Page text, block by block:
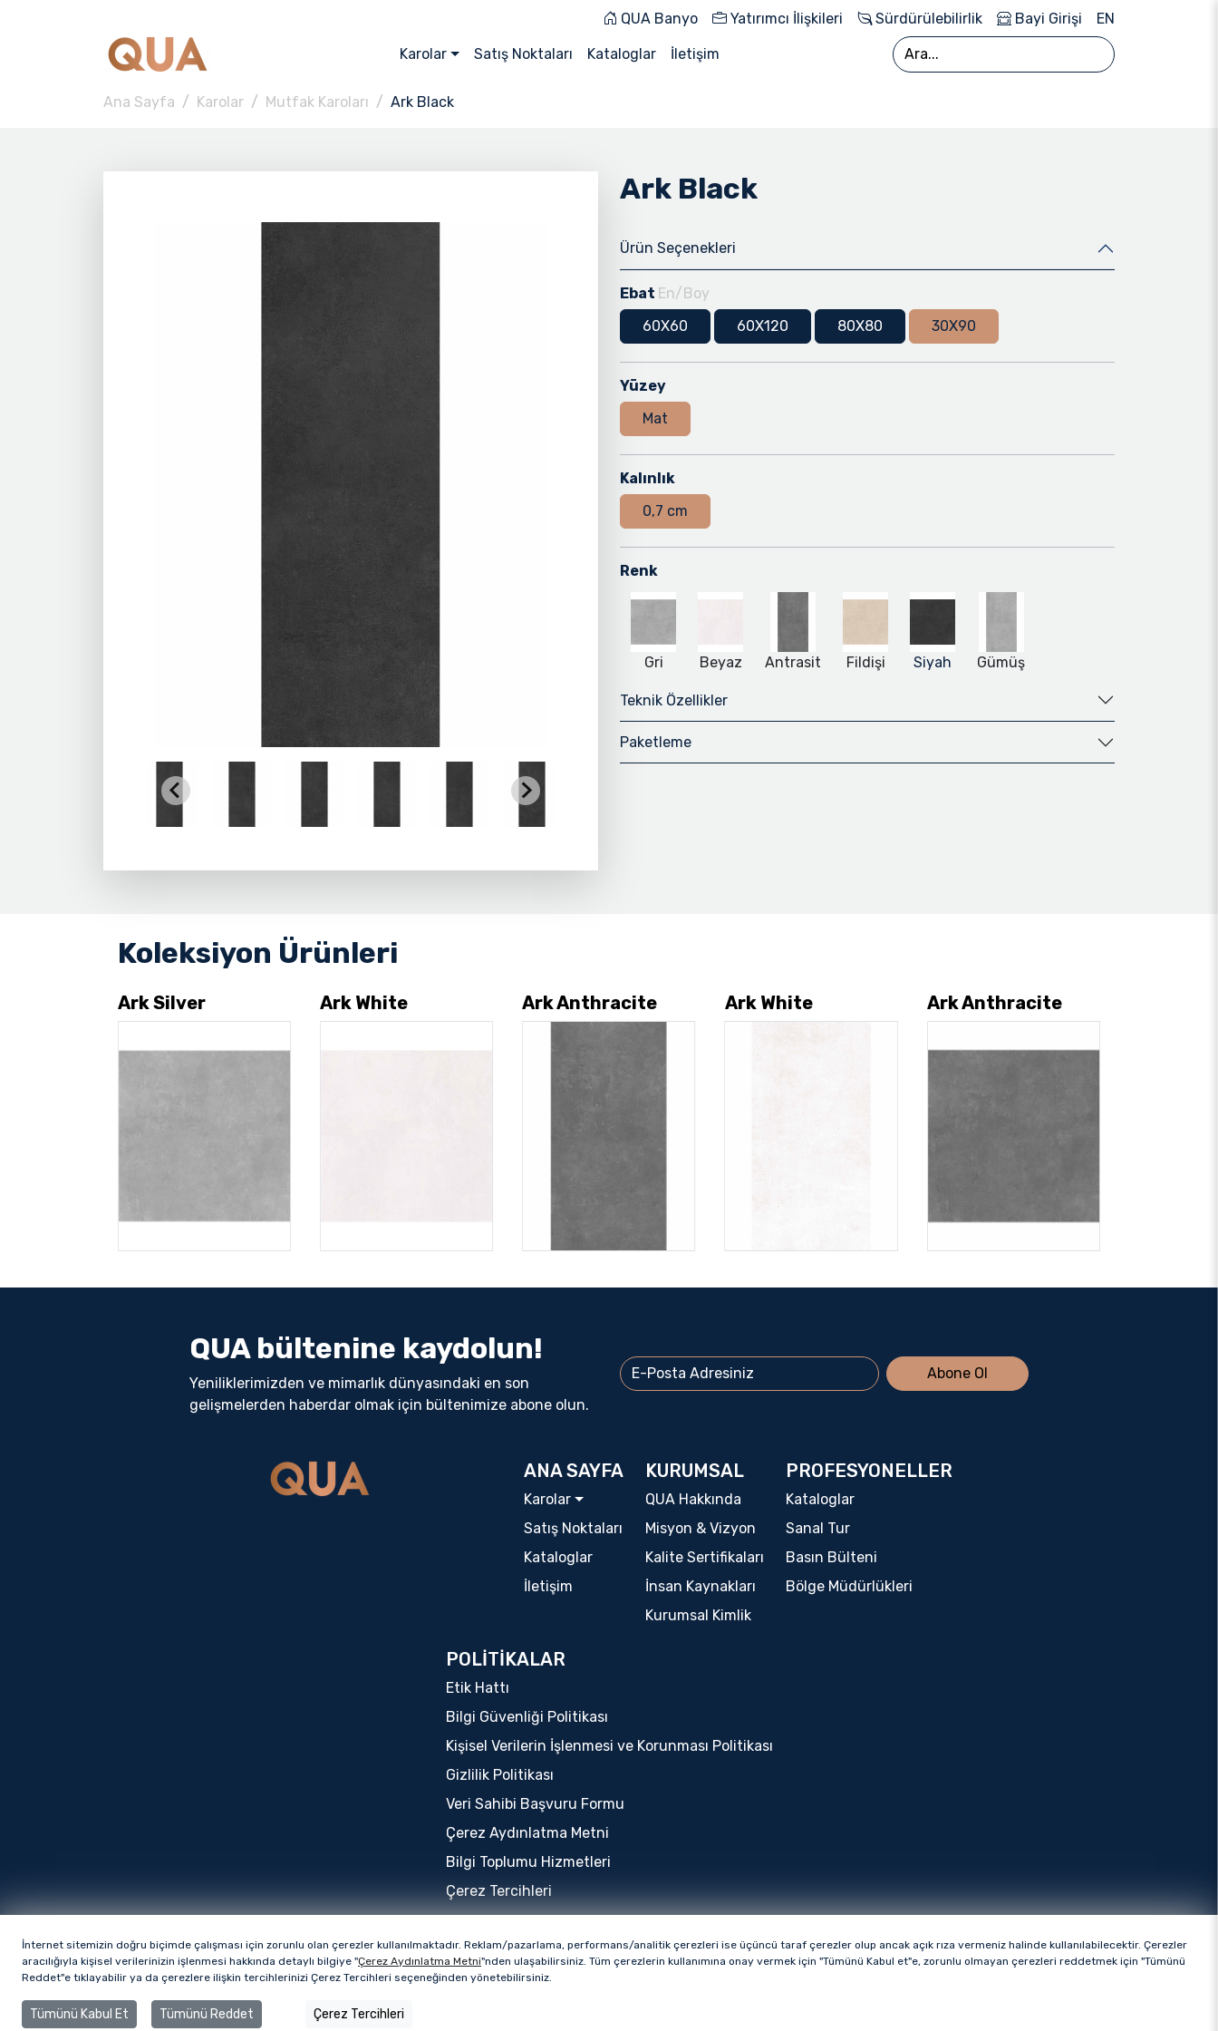
QUA Banyo Yatırımcı İlişkileri Sürdürülebilirlik Bayi Girişi EN
Karolar Satış Noktaları Kataloglar İletişim
Ana Sayfa Karolar Mutfak Karoları Ark Black
Ark Black
Ürün Seçenekleri
Ebat En/Boy
60X60
60X120 80X80 30X90
Yüzey
Mat
Kalınlık
0,7 cm
Renk
Gri Beyaz Antrasit Fildişi Siyah Gümüş
Teknik Özellikler
Paketleme
Koleksiyon Ürünleri
Ark Silver Ark White Ark Anthracite Ark White Ark Anthracite
QUA bültenine kaydolun!
Yeniliklerimizden ve mimarlık dünyasındaki en son
gelişmelerden haberdar olmak için bültenimize abone olun.
Abone Ol
ANA SAYFA
Karolar
Satış Noktaları
Kataloglar
İletişim
KURUMSAL
QUA Hakkında
Misyon & Vizyon
Kalite Sertifikaları
İnsan Kaynakları
Kurumsal Kimlik
PROFESYONELLER
Kataloglar
Sanal Tur
Basın Bülteni
Bölge Müdürlükleri
POLİTİKALAR
Etik Hattı
Bilgi Güvenliği Politikası
Kişisel Verilerin İşlenmesi ve Korunması Politikası
Gizlilik Politikası
Veri Sahibi Başvuru Formu
Çerez Aydınlatma Metni
Bilgi Toplumu Hizmetleri
Çerez Tercihleri
Bu sitenin tüm hakları QUA Granite markasına aittir.
İnternet sitemizin doğru biçimde çalışması için zorunlu olan çerezler kullanılmaktadır. Reklam/pazarlama, performans/analitik çerezleri ise üçüncü taraf çerezler olup ancak açık rıza vermeniz halinde kullanılabilecektir. Çerezler
aracılığıyla kişisel verilerinizin işlenmesi hakkında detaylı bilgiye "Çerez Aydınlatma Metni"nden ulaşabilirsiniz. Tüm çerezlerin kullanımına onay vermek için "Tümünü Kabul et"e, zorunlu olmayan çerezleri reddetmek için "Tümünü
Reddet"e tıklayabilir ya da çerezlere ilişkin tercihlerinizi Çerez Tercihleri seçeneğinden yönetebilirsiniz.
Tümünü Kabul Et Tümünü Reddet Çerez Tercihleri